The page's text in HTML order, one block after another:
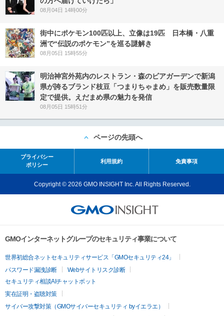
08月04日 14時00分
街中にポケモン100匹以上、立像は19匹 日本橋・八重
洲で“伝説のポケモン”を巡る謎解き
08月05日 15時55分
明治神宮外苑内のレストラン・森のビアガーデンで新潟
県が誇るブランド枝豆「つまりちゃまめ」を販売数量限
定で提供。えだまめ県の魅力を発信
08月05日 15時51分
ページの先頭へ
プライバシー
ポリシー
利用規約 免責事項
Copyright © 2026 GMO INSIGHT Inc. All Rights Reserved.
GMOインターネットグループのセキュリティ事業について
世界初総合ネットセキュリティサービス「GMOセキュリティ24」
パスワード漏洩診断
Webサイトリスク診断
セキュリティ相談AIチャットボット
実在証明・盗聴対策
サイバー攻撃対策（GMOサイバーセキュリティ byイエラエ）